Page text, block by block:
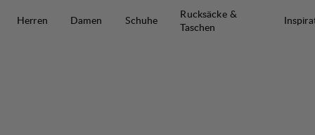
Herren
Damen Schuhe
Rucksäcke &
Taschen